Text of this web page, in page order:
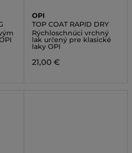
OPI
TOP COAT RAPID DRY
Rýchloschnúci vrchný
lak určený pre klasické
laky OPI
21,00 €